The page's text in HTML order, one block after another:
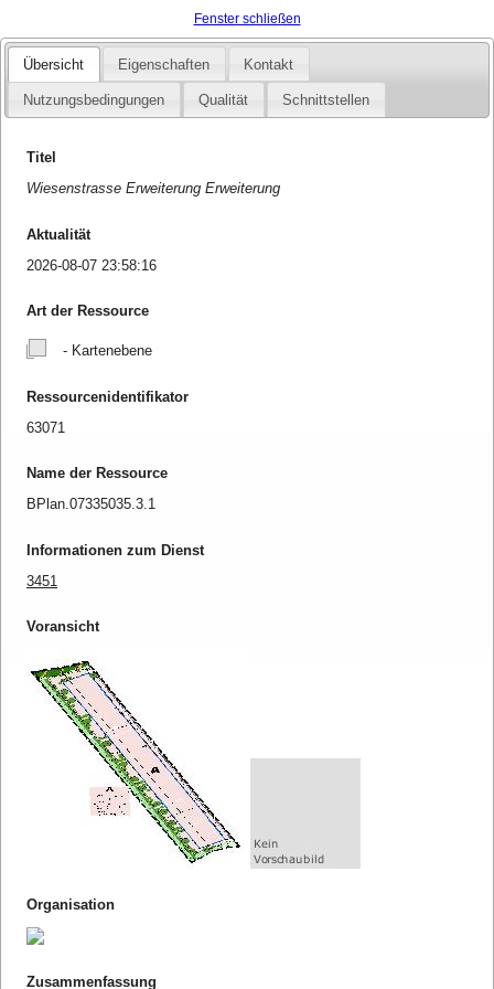
Fenster schließen
Übersicht Eigenschaften Kontakt
Nutzungsbedingungen Qualität Schnittstellen
Titel
Wiesenstrasse Erweiterung Erweiterung
Aktualität
2026-08-07 23:58:16
Art der Ressource
- Kartenebene
Ressourcenidentifikator
63071
Name der Ressource
BPlan.07335035.3.1
Informationen zum Dienst
3451
Voransicht
Organisation
Zusammenfassung